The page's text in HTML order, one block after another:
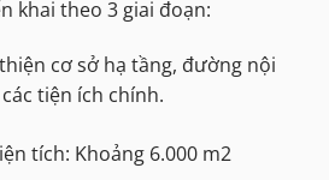
khai theo 3 giai đoạn:
cơ sở hạ tầng, đường nội
tiện ích chính.
tích: Khoảng 6.000 m2